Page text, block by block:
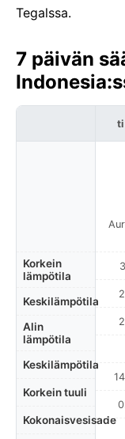
Tegalssa.
7 päivän
Korkein
lämpötila
Keskilämpötila
Alin
lämpötila
Keskilämpötila
Korkein tuuli
Kokonaisvesisade
ti